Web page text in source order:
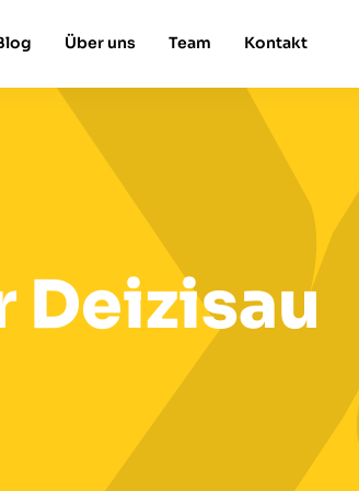
Über uns Team Kontakt
Deizisau